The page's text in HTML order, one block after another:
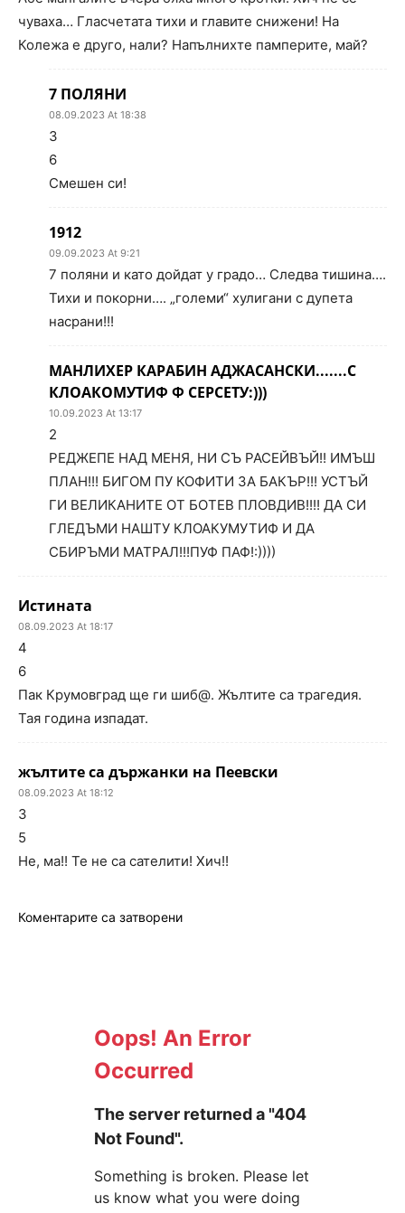
чуваха… Гласчетата тихи и главите снижени! На
Колежа е друго, нали? Напълнихте памперите, май?
7 ПОЛЯНИ
08.09.2023 At 18:38
3
6
Смешен си!
1912
09.09.2023 At 9:21
7 поляни и като дойдат у градо… Следва тишина….
Тихи и покорни…. „големи“ хулигани с дупета
насрани!!!
МАНЛИХЕР КАРАБИН АДЖАСАНСКИ.......С
КЛОАКОМУТИФ Ф СЕРСЕТУ:)))
10.09.2023 At 13:17
2
РЕДЖЕПЕ НАД МЕНЯ, НИ СЪ РАСЕЙВЪЙ!! ИМЪШ
ПЛАН!!! БИГОМ ПУ КОФИТИ ЗА БАКЪР!!! УСТЪЙ
ГИ ВЕЛИКАНИТЕ ОТ БОТЕВ ПЛОВДИВ!!!! ДА СИ
ГЛЕДЪМИ НАШТУ КЛОАКУМУТИФ И ДА
СБИРЪМИ МАТРАЛ!!!ПУФ ПАФ!:))))
Истината
08.09.2023 At 18:17
4
6
Пак Крумовград ще ги шиб@. Жълтите са трагедия.
Тая година изпадат.
жълтите са държанки на Пеевски
08.09.2023 At 18:12
3
5
Не, ма!! Те не са сателити! Хич!!
Коментарите са затворени